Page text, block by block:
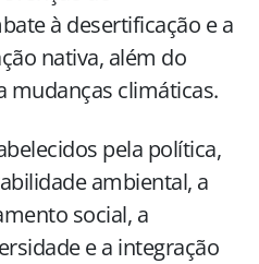
à desertificação e a
nativa, além do
mudanças climáticas.
pela política,
ambiental, a
social, a
e a integração